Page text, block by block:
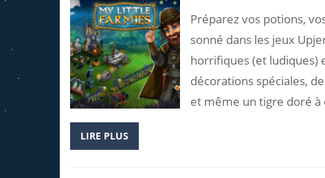
Préparez vos potions,
sonné dans les jeux
horrifiques (et ludiques)
décorations spéciales,
et même un tigre doré
LIRE PLUS